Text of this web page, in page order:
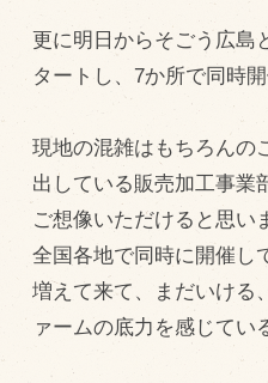
更に明日からそごう広島
タートし、7か所で同時開
現地の混雑はもちろんの
出している販売加工事業
ご想像いただけると思い
全国各地で同時に開催し
増えて来て、まだいける
ァームの底力を感じてい
販売加工場
食肉加工場を新設
業務管理体制
品質管理体制
最新の設備
ＢtoＢ受発注システム
瑕疵とは